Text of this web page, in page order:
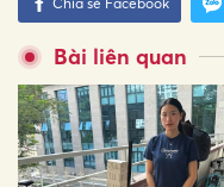
Bài liên quan